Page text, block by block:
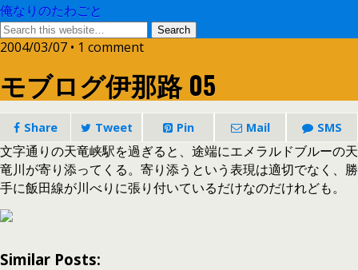
俺なりのたわごと
2004/03/07 • 1 comment
モブログ伊那路 05
Share Tweet Pin Mail SMS
文字通りの天竜峡駅を過ぎると、途端にエメラルドブルーの天
竜川が寄り添ってくる。寄り添うという表現は適切でなく、勝
手に飯田線が川べりに張り付いているだけなのだけれども。
Similar Posts: